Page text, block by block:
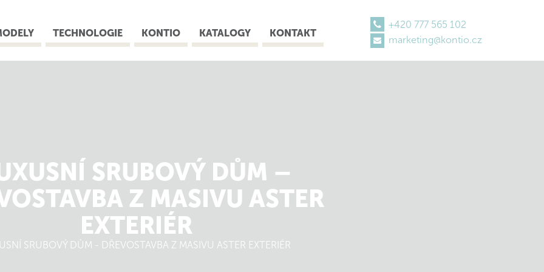
TECHNOLOGIE KONTIO KATALOGY KONTAKT
+420 777 565 102
marketing@kontio.cz
SRUBOVÝ DŮM –
Z MASIVU ASTER
EXTERIÉR
SRUBOVÝ DŮM - DŘEVOSTAVBA Z MASIVU ASTER EXTERIÉR